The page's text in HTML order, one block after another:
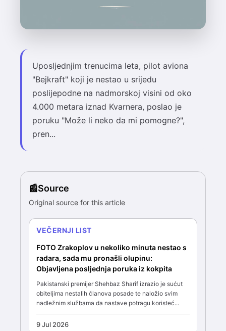
Uposljednjim trenucima leta, pilot aviona
"Bejkraft" koji je nestao u srijedu
poslijepodne na nadmorskoj visini od oko
4.000 metara iznad Kvarnera, poslao je
poruku "Može li neko da mi pomogne?",
pren...
Source
Original source for this article
VEČERNJI LIST
FOTO Zrakoplov u nekoliko minuta nestao s
radara, sada mu pronašli olupinu:
Objavljena posljednja poruka iz kokpita
Pakistanski premijer Shehbaz Sharif izrazio je sućut
obiteljima nestalih članova posade te naložio svim
nadležnim službama da nastave potragu koristeć...
9 Jul 2026